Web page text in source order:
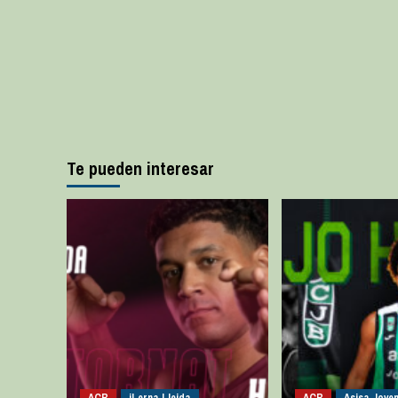
Te pueden interesar